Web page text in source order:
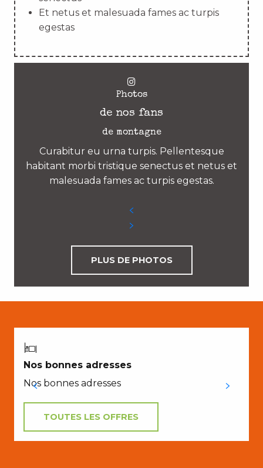
Et netus et malesuada fames ac turpis
egestas
Photos
de nos fans
de montagne
Curabitur eu urna turpis. Pellentesque
habitant morbi tristique senectus et netus et
malesuada fames ac turpis egestas.
PLUS DE PHOTOS
Nos bonnes adresses
Nos bonnes adresses
TOUTES LES OFFRES